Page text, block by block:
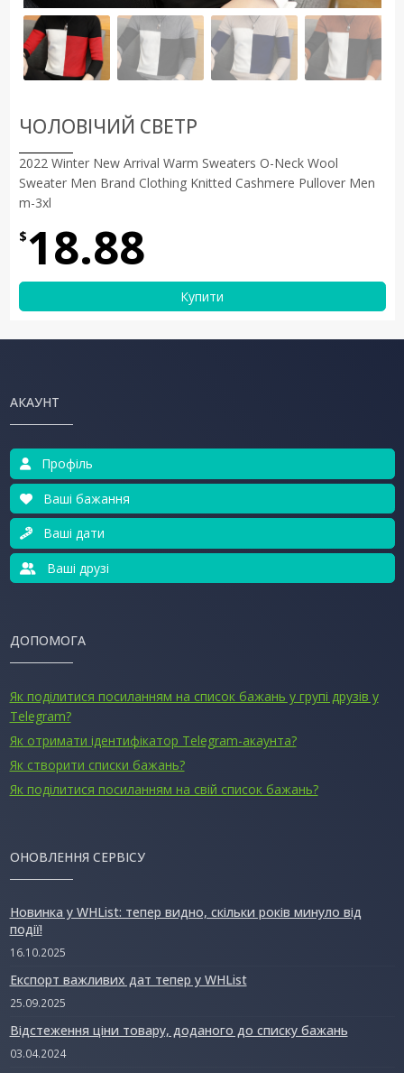
ЧОЛОВІЧИЙ СВЕТР
2022 Winter New Arrival Warm Sweaters O-Neck Wool
Sweater Men Brand Clothing Knitted Cashmere Pullover Men
m-3xl
$ 18.88
Купити
АКАУНТ
Профіль
Ваші бажання
Ваші дати
Ваші друзі
ДОПОМОГА
Як поділитися посиланням на список бажань у групі друзів у
Telegram?
Як отримати ідентифікатор Telegram-акаунта?
Як створити списки бажань?
Як поділитися посиланням на свій список бажань?
ОНОВЛЕННЯ СЕРВІСУ
Новинка у WHList: тепер видно, скільки років минуло від
події!
16.10.2025
Експорт важливих дат тепер у WHList
25.09.2025
Відстеження ціни товару, доданого до списку бажань
03.04.2024